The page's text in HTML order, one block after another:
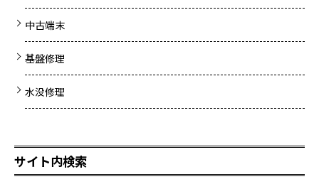
中古端末
基盤修理
水没修理
サイト内検索